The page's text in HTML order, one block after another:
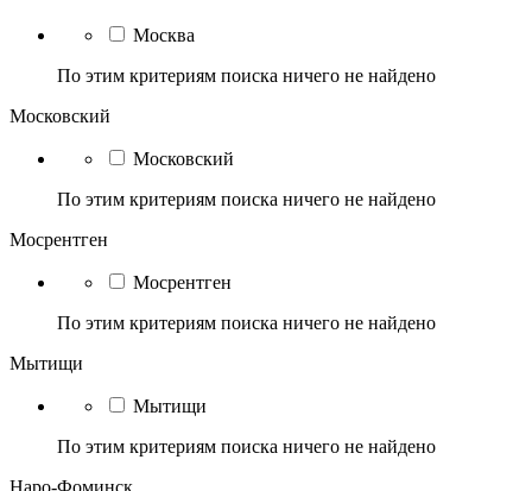
Москва
По этим критериям поиска ничего не найдено
Московский
Московский
По этим критериям поиска ничего не найдено
Мосрентген
Мосрентген
По этим критериям поиска ничего не найдено
Мытищи
Мытищи
По этим критериям поиска ничего не найдено
Наро-Фоминск